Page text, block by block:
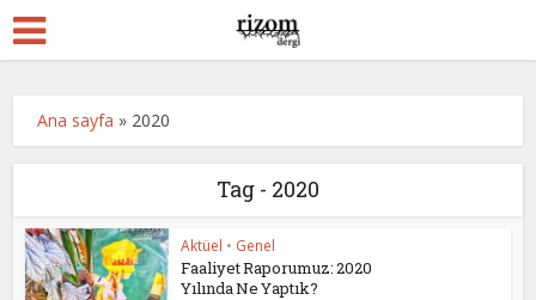
Ana sayfa » 2020
Tag - 2020
Aktüel • Genel
Faaliyet Raporumuz: 2020
Yılında Ne Yaptık?